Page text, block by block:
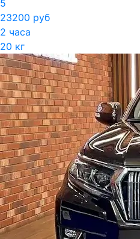
5
23200 руб
2 часа
20 кг